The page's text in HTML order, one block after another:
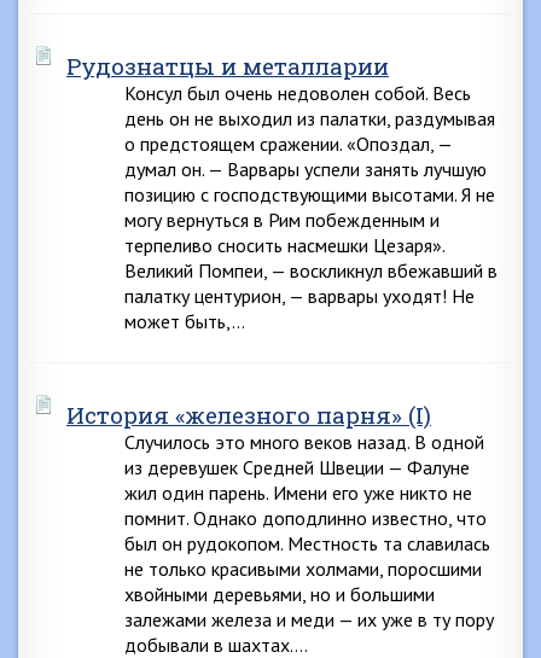
Рудознатцы и металларии
Консул был очень недоволен собой. Весь
день он не выходил из палатки, раздумывая
о предстоящем сражении. «Опоздал, —
думал он. — Варвары успели занять лучшую
позицию с господствующими высотами. Я не
могу вернуться в Рим побежденным и
терпеливо сносить насмешки Цезаря».
Великий Помпеи, — воскликнул вбежавший в
палатку центурион, — варвары уходят! Не
может быть,…
История «железного парня» (I)
Случилось это много веков назад. В одной
из деревушек Средней Швеции — Фалуне
жил один парень. Имени его уже никто не
помнит. Однако доподлинно известно, что
был он рудокопом. Местность та славилась
не только красивыми холмами, поросшими
хвойными деревьями, но и большими
залежами железа и меди — их уже в ту пору
добывали в шахтах….